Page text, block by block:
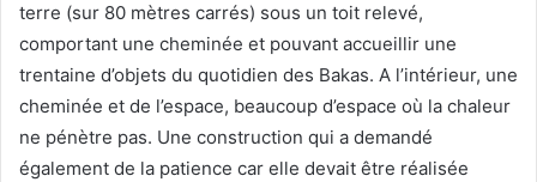
terre (sur 80 mètres carrés) sous un toit relevé,
comportant une cheminée et pouvant accueillir une
trentaine d’objets du quotidien des Bakas. A l’intérieur, une
cheminée et de l’espace, beaucoup d’espace où la chaleur
ne pénètre pas. Une construction qui a demandé
également de la patience car elle devait être réalisée